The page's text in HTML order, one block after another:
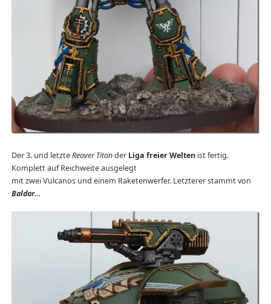
Der 3. und letzteReaver Titander Liga freier Weltenist fertig.
Komplett auf Reichweite ausgelegt
mit zwei Vulcanos und einem Raketenwerfer. Letzterer stammt von
Baldar…